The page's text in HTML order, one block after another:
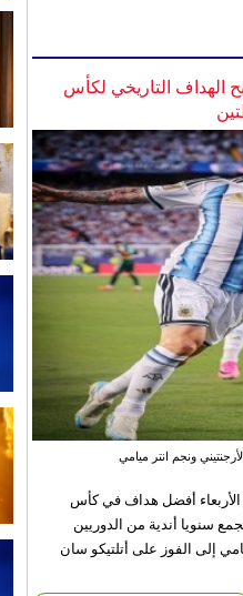
الهداف التاريخي لكأس
ونجم انتر ميامي
الأربعاء أفضل هداف في كأس
سنويا أندية من الدوريين
إلى الفوز على أتلتيكو سان